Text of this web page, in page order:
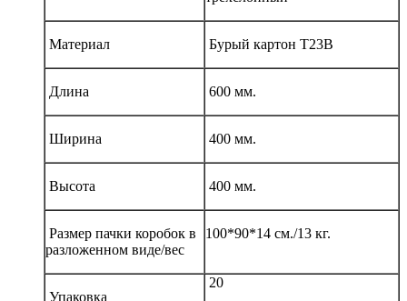
Материал Бурый картон Т23В
Длина 600 мм.
Ширина 400 мм.
Высота 400 мм.
Размер пачки коробок в
разложенном виде/вес
100*90*14 см./13 кг.
Упаковка
20